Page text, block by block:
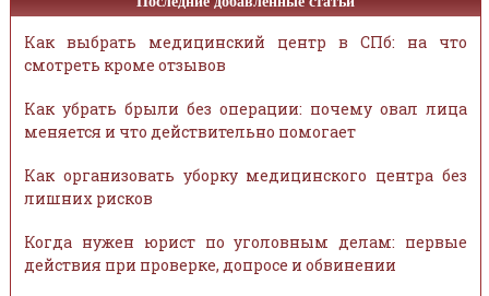
Как выбрать медицинский центр в СПб: на что
смотреть кроме отзывов
Как убрать брыли без операции: почему овал лица
меняется и что действительно помогает
Как организовать уборку медицинского центра без
лишних рисков
Когда нужен юрист по уголовным делам: первые
действия при проверке, допросе и обвинении